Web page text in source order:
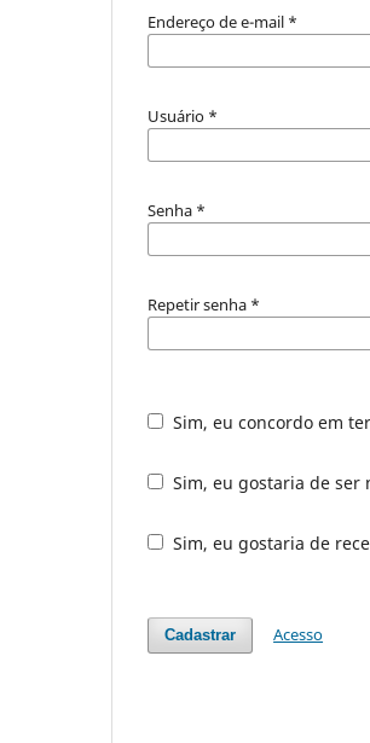
Endereço de e-mail *
Usuário *
Senha *
Repetir senha *
Sim, eu concordo em
Sim, eu gostaria de ser
Sim, eu gostaria de
Cadastrar Acesso